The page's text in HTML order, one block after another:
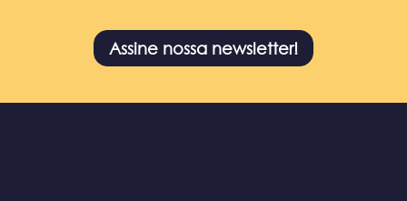
Assine nossa newsletter!